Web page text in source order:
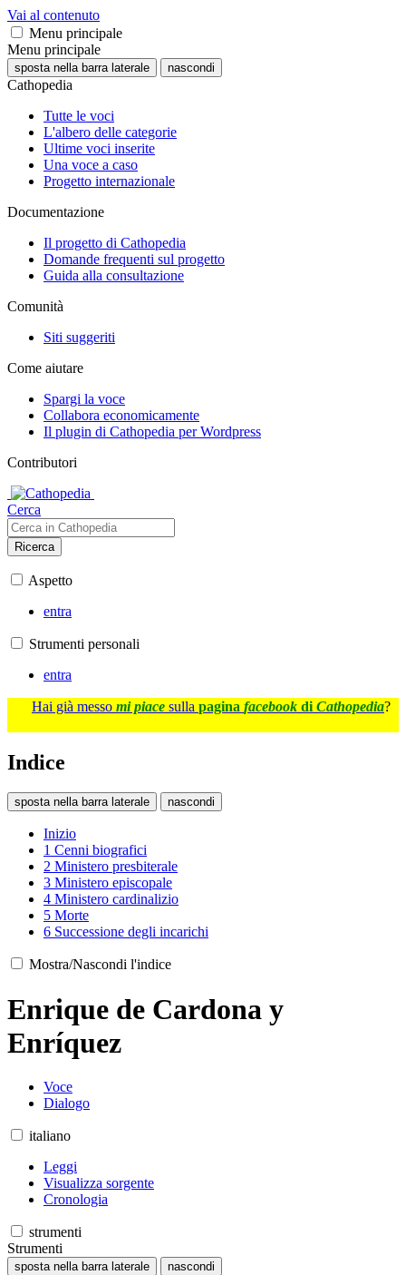
Vai al contenuto
Menu principale
Menu principale
sposta nella barra laterale nascondi
Cathopedia
Tutte le voci
L'albero delle categorie
Ultime voci inserite
Una voce a caso
Progetto internazionale
Documentazione
Il progetto di Cathopedia
Domande frequenti sul progetto
Guida alla consultazione
Comunità
Siti suggeriti
Come aiutare
Spargi la voce
Collabora economicamente
Il plugin di Cathopedia per Wordpress
Contributori
Cerca
Ricerca
Aspetto
entra
Strumenti personali
entra
Hai già messo mi piace sulla pagina facebook di Cathopedia?
Indice
sposta nella barra laterale nascondi
Inizio
1 Cenni biografici
2 Ministero presbiterale
3 Ministero episcopale
4 Ministero cardinalizio
5 Morte
6 Successione degli incarichi
Mostra/Nascondi l'indice
Enrique de Cardona y
Enríquez
Voce
Dialogo
italiano
Leggi
Visualizza sorgente
Cronologia
strumenti
Strumenti
sposta nella barra laterale nascondi